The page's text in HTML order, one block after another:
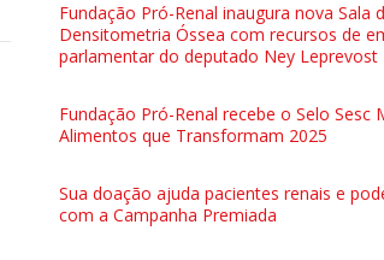
Fundação Pró-Renal inaugura nova Sala
Densitometria Óssea com recursos de
parlamentar do deputado Ney Leprevost
Fundação Pró-Renal recebe o Selo Sesc
Alimentos que Transformam 2025
Sua doação ajuda pacientes renais e
com a Campanha Premiada